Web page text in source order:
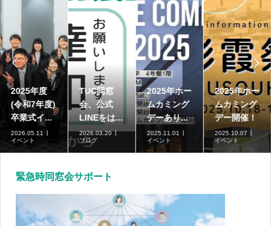

2025年度
(令和7年度)
卒業式イ...
2026.05.11
イベント
TUC同窓
会、公式
LINEをは...
2026.03.20
ブログ
2025年ホー
ムカミング
デーあり...
2025.11.01
イベント
2025年ホー
ムカミング
デー開催！
2025.10.07
イベント

緊急時同窓会サポート